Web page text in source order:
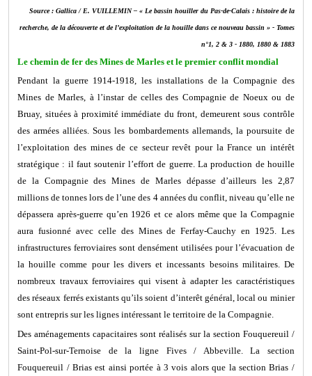
Source : Gallica / E. VUILLEMIN – « Le bassin houiller du Pas-de-Calais : histoire de la
recherche, de la découverte et de l’exploitation de la houille dans ce nouveau bassin » - Tomes
n°1, 2 & 3 - 1880, 1880 & 1883
Le chemin de fer des Mines de Marles et le premier conflit mondial
Pendant la guerre 1914-1918, les installations de la Compagnie des
Mines de Marles, à l’instar de celles des Compagnie de Noeux ou de
Bruay, situées à proximité immédiate du front, demeurent sous contrôle
des armées alliées.Sous les bombardements allemands, la poursuite de
l’exploitation des mines de ce secteur revêt pour la France un intérêt
stratégique : il faut soutenir l’effort de guerre. La production de houille
de la Compagnie des Mines de Marles dépasse d’ailleurs les 2,87
millions de tonnes lors de l’une des 4 années du conflit, niveau qu’elle ne
dépassera après-guerre qu’en 1926 et ce alors même que la Compagnie
aura fusionné avec celle des Mines de Ferfay-Cauchy en 1925. Les
infrastructures ferroviaires sont densément utilisées pour l’évacuation de
la houille comme pour les divers et incessants besoins militaires. De
nombreux travaux ferroviaires qui visent à adapter les caractéristiques
des réseaux ferrés existants qu’ils soient d’interêt général, local ou minier
sont entrepris sur les lignes intéressant le territoire de la Compagnie.
Des aménagements capacitaires sont réalisés sur la section Fouquereuil /
Saint-Pol-sur-Ternoise de la ligne Fives / Abbeville. La section
Fouquereuil / Brias est ainsi portée à 3 vois alors que la section Brias /